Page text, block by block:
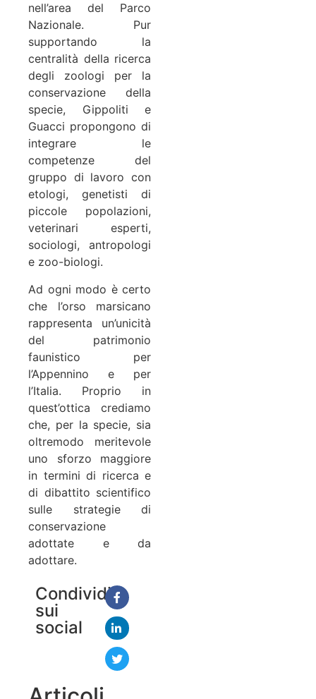
nell’area del Parco
Nazionale. Pur
supportando la
centralità della ricerca
degli zoologi per la
conservazione della
specie, Gippoliti e
Guacci propongono di
integrare le
competenze del
gruppo di lavoro con
etologi, genetisti di
piccole popolazioni,
veterinari esperti,
sociologi, antropologi
e zoo-biologi.
Ad ogni modo è certo
che l’orso marsicano
rappresenta un’unicità
del patrimonio
faunistico per
l’Appennino e per
l’Italia. Proprio in
quest’ottica crediamo
che, per la specie, sia
oltremodo meritevole
uno sforzo maggiore
in termini di ricerca e
di dibattito scientifico
sulle strategie di
conservazione
adottate e da
adottare.
Condividi
sui
social